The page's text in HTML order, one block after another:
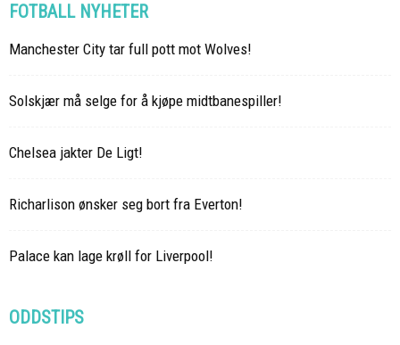
FOTBALL NYHETER
Manchester City tar full pott mot Wolves!
Solskjær må selge for å kjøpe midtbanespiller!
Chelsea jakter De Ligt!
Richarlison ønsker seg bort fra Everton!
Palace kan lage krøll for Liverpool!
ODDSTIPS